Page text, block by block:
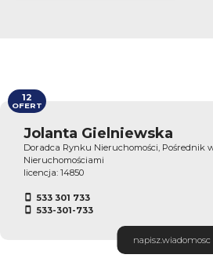
Jolanta Gielniewska
Doradca Rynku Nieruchomości, Pośrednik
Nieruchomościami
licencja: 14850
533 301 733
533-301-733
napisz.wiadomosc
12
OFERT